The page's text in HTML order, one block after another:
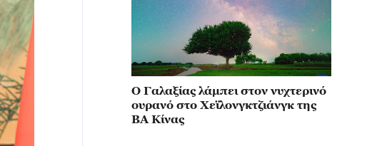
Ο Γαλαξίας λάμπει στον νυχτερινό
ουρανό στο Χεϊλονγκτζιάνγκ της
ΒΑ Κίνας